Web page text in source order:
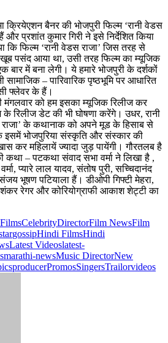
क्रियेएशन बैनर की भोजपुरी फिल्‍म ‘रानी वेडस
हैं और प्रशांत कुमार गिरी ने इसे निर्देशित किया
कि फिल्‍म ‘रानी वेडस राजा’ जिस तरह से
पसंद आया था, उसी तरह फिल्‍म का म्‍यूजिक
बार में बना लेगी। ये हमारे भोजपुरी के दर्शकों
– पारिवारिक पृष्‍ठभूमि पर आधारित
फ्लेवर के हैं।
मंगलवार को हम इसका म्‍यूजिक रिलीज कर
रिलीज डेट की भी घोषणा करेंगे। उधर, रानी
राजा’ के कथानाक को अपने मूड के हिसाब से
इसमें भोजपुरिया संस्‍कृति और संस्‍कार की
कर महिलायें ज्‍यादा जुड़ पायेंगी। गौरतलब है
कथा – पटकथा संवाद सभा वर्मा ने लिखा है ,
प्‍यारे लाल यादव, संतोष पुरी, सच्चिदानंद
भूषण पटियाला हैं। डीओपी गिफ्टी मेहरा,
रेगर और कोरियोग्राफी आकाश शेट्टी का
CelebrityDirectorFilm NewsFilm
gossipHindi FilmsHindi
Latest Videoslatest-
marathi-newsMusic DirectorNew
producerPromosSingersTrailorvideos